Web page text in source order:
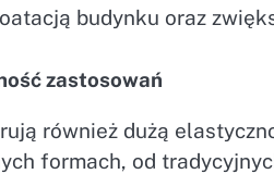
budynku oraz
zastosowań
również dużą
formach, od